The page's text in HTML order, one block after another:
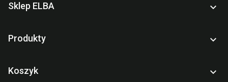
Sklep ELBA 
Produkty 
Koszyk 